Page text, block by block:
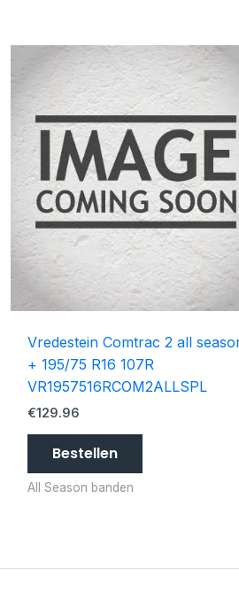
Vredestein Comtrac 2 all
+ 195/75 R16 107R
VR1957516RCOM2ALLSPL
€129.96
Bestellen
All Season banden